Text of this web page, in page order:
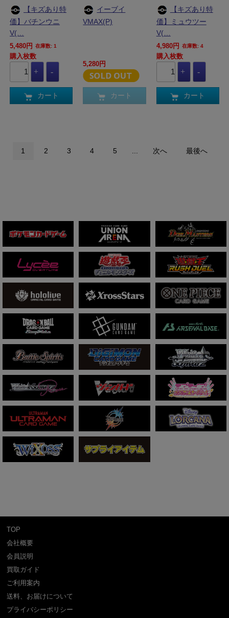
【キズあり特
価】バチンウニ
V(…
5,480円 在庫数: 1
購入枚数
カート
イーブイ
VMAX(P)
5,280円
カート
【キズあり特
価】ミュウツー
V(…
4,980円 在庫数: 4
購入枚数
カート
1 2 3 4 5 次へ 最後へ
TOP
会社概要
会員説明
買取ガイド
ご利用案内
送料、お届けについて
プライバシーポリシー